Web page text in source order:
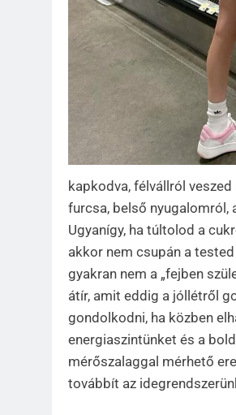
kapkodva, félvállról
furcsa, belső nyugalomról,
Ugyanígy, ha túltolod a
akkor nem csupán a
gyakran nem a „fejben
átír, amit eddig a jóllétről
gondolkodni, ha közben
energiaszintünket és a
mérőszalaggal mérhető
továbbít az